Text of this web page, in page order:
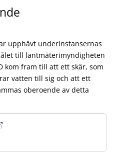
upphävt underinstansernas
till lantmäterimyndigheten
kom fram till att ett skär, som
vatten till sig och att ett
oberoende av detta